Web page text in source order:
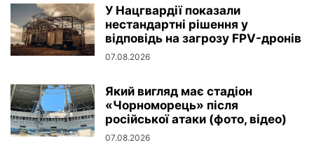
У Нацгвардії показали
нестандартні рішення у
відповідь на загрозу FPV-дронів
07.08.2026
Який вигляд має стадіон
«Чорноморець» після
російської атаки (фото, відео)
07.08.2026